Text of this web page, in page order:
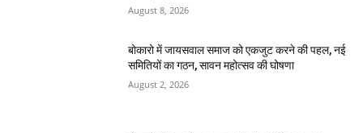
August 8, 2026
बोकारो में जायसवाल समाज को एकजुट करने की पहल, नई
समितियों का गठन, सावन महोत्सव की घोषणा
August 2, 2026